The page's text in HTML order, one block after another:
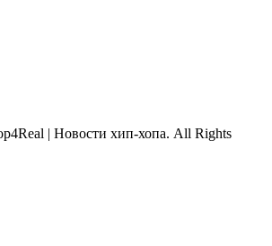
| Новости хип-хопа. All Rights